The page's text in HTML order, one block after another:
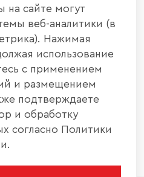
ул. Рябова, д. 31
на сайте могут
веб-аналитики (в
Нажимая
использование
с применением
и размещением
подтверждаете
и обработку
согласно Политики